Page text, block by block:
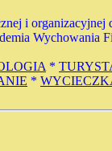
i
Wychowania
*
*